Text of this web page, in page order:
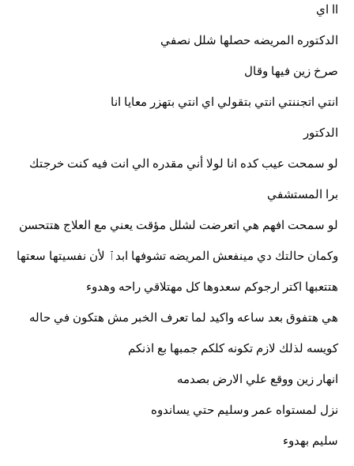
اا اي
الدكتوره المريضه حصلها شلل نصفي
صرخ زين فيها وقال
انتي اتجننتي انتي بتقولي اي انتي بتهزر معايا انا
الدكتور
لو سمحت عيب كده انا لولا أني مقدره الي انت فيه كنت خرجتك
برا المستشفي
لو سمحت افهم هي اتعرضت لشلل مؤقت يعني مع العلاج هتتحسن
وكمان حالتك دي مينفعش المريضه تشوفها ابدٱ لأن نفسيتها سعتها
هتتعبها اكتر ارجوكم سعدوها كل مهتلاقي راحه وهدوء
هي هتفوق بعد ساعه واكيد لما تعرف الخبر مش هتكون في حاله
كويسه لذلك لازم تكونه كلكم جمبها بع اذنكم
انهار زين ووقع علي الارض بصدمه
نزل لمستواه عمر وسليم حتي يساندوه
سليم بهدوء